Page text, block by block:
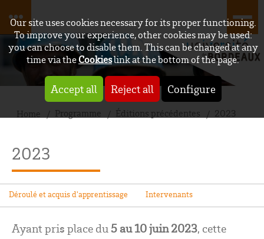
Our site uses cookies necessary for its proper functioning.
To improve your experience, other cookies may be used:
you can choose to disable them. This can be changed at any
time via theCookieslink at the bottom of the page.
Accept all Reject all Configure
Home Programme Éditions précédentes 2023
2023
Déroulé et acquis d'apprentissage Intervenants
Ayant pris place du 5 au 10 juin 2023, cette